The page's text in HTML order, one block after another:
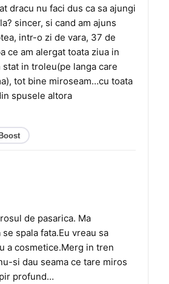
dracu nu faci dus ca sa ajungi
sincer, si cand am ajuns
intr-o zi de vara, 37 de
ce am alergat toata ziua in
in troleu(pe langa care
tot bine miroseam…cu toata
spusele altora
de pasarica. Ma
spala fata.Eu vreau sa
a cosmetice.Merg in tren
si dau seama ce tare miros
profund…